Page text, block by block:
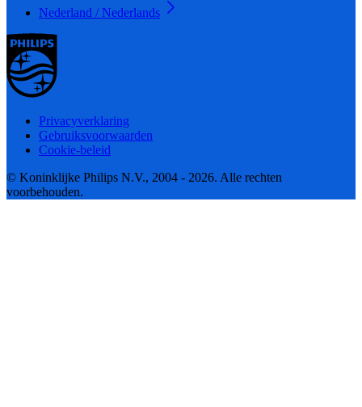
Nederland / Nederlands
Privacyverklaring
Gebruiksvoorwaarden
Cookie-beleid
© Koninklijke Philips N.V., 2004 - 2026. Alle rechten
voorbehouden.